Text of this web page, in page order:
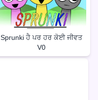
Sprunki ਹੈ ਪਰ ਹਰ ਕੋਈ ਜੀਵਤ
V0